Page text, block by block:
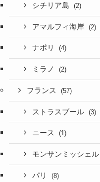
シチリア島 (2)
アマルフィ海岸 (2)
ナポリ (4)
ミラノ (2)
フランス (57)
ストラスブール (3)
ニース (1)
モンサンミッシェル
パリ (8)